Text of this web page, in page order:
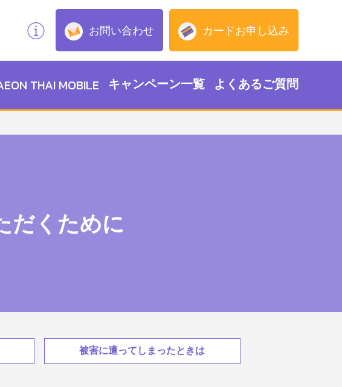
お問い合わせ カードお申し込み
THAI MOBILE キャンペーン一覧 よくあるご質問
だくために
被害に遭ってしまったときは